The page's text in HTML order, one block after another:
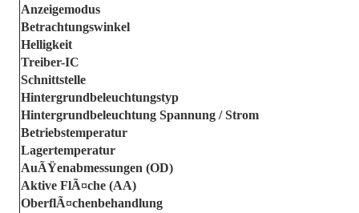
Anzeigemodus
Betrachtungswinkel
Helligkeit
Treiber-IC
Schnittstelle
Hintergrundbeleuchtungstyp
Hintergrundbeleuchtung Spannung / Strom
Betriebstemperatur
Lagertemperatur
AuÃŸenabmessungen (OD)
Aktive FlÃ¤che (AA)
OberflÃ¤chenbehandlung